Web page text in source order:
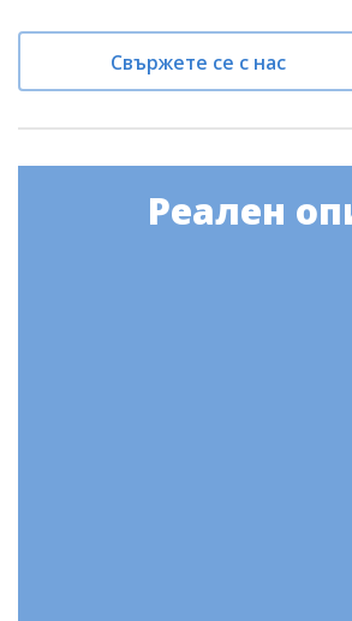
Свържете се с нас
Реален